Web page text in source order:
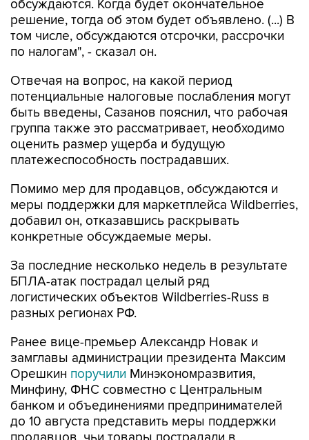
обсуждаются. Когда будет окончательное
решение, тогда об этом будет объявлено. (...) В
том числе, обсуждаются отсрочки, рассрочки
по налогам", - сказал он.
Отвечая на вопрос, на какой период
потенциальные налоговые послабления могут
быть введены, Сазанов пояснил, что рабочая
группа также это рассматривает, необходимо
оценить размер ущерба и будущую
платежеспособность пострадавших.
Помимо мер для продавцов, обсуждаются и
меры поддержки для маркетплейса Wildberries,
добавил он, отказавшись раскрывать
конкретные обсуждаемые меры.
За последние несколько недель в результате
БПЛА-атак пострадал целый ряд
логистических объектов Wildberries-Russ в
разных регионах РФ.
Ранее вице-премьер Александр Новак и
замглавы администрации президента Максим
Орешкин поручили Минэкономразвития,
Минфину, ФНС совместно с Центральным
банком и объединениями предпринимателей
до 10 августа представить меры поддержки